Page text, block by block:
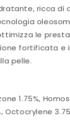
ricca di
le
fortificata e
pelle.
1.75%,
Octocrylene